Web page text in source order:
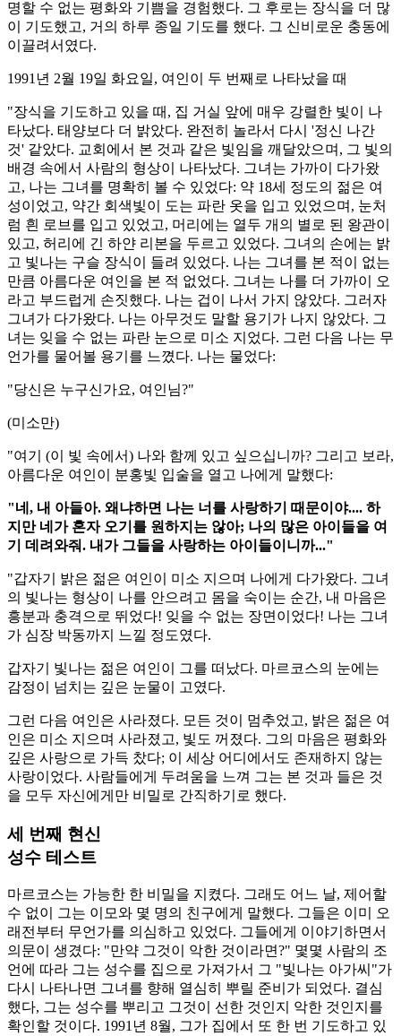
명할 수 없는 평화와 기쁨을 경험했다. 그 후로는 장식을 더 많
이 기도했고, 거의 하루 종일 기도를 했다. 그 신비로운 충동에
이끌려서였다.
1991년 2월 19일 화요일, 여인이 두 번째로 나타났을 때
"장식을 기도하고 있을 때, 집 거실 앞에 매우 강렬한 빛이 나
타났다. 태양보다 더 밝았다. 완전히 놀라서 다시 '정신 나간
것' 같았다. 교회에서 본 것과 같은 빛임을 깨달았으며, 그 빛의
배경 속에서 사람의 형상이 나타났다. 그녀는 가까이 다가왔
고, 나는 그녀를 명확히 볼 수 있었다: 약 18세 정도의 젊은 여
성이었고, 약간 회색빛이 도는 파란 옷을 입고 있었으며, 눈처
럼 흰 로브를 입고 있었고, 머리에는 열두 개의 별로 된 왕관이
있고, 허리에 긴 하얀 리본을 두르고 있었다. 그녀의 손에는 밝
고 빛나는 구슬 장식이 들려 있었다. 나는 그녀를 본 적이 없는
만큼 아름다운 여인을 본 적 없었다. 그녀는 나를 더 가까이 오
라고 부드럽게 손짓했다. 나는 겁이 나서 가지 않았다. 그러자
그녀가 다가왔다. 나는 아무것도 말할 용기가 나지 않았다. 그
녀는 잊을 수 없는 파란 눈으로 미소 지었다. 그런 다음 나는 무
언가를 물어볼 용기를 느꼈다. 나는 물었다:
"당신은 누구신가요, 여인님?"
(미소만)
"여기 (이 빛 속에서) 나와 함께 있고 싶으십니까? 그리고 보라,
아름다운 여인이 분홍빛 입술을 열고 나에게 말했다:
"네, 내 아들아. 왜냐하면 나는 너를 사랑하기 때문이야.... 하
지만 네가 혼자 오기를 원하지는 않아; 나의 많은 아이들을 여
기 데려와줘. 내가 그들을 사랑하는 아이들이니까..."
"갑자기 밝은 젊은 여인이 미소 지으며 나에게 다가왔다. 그녀
의 빛나는 형상이 나를 안으려고 몸을 숙이는 순간, 내 마음은
흥분과 충격으로 뛰었다! 잊을 수 없는 장면이었다! 나는 그녀
가 심장 박동까지 느낄 정도였다.
갑자기 빛나는 젊은 여인이 그를 떠났다. 마르코스의 눈에는
감정이 넘치는 깊은 눈물이 고였다.
그런 다음 여인은 사라졌다. 모든 것이 멈추었고, 밝은 젊은 여
인은 미소 지으며 사라졌고, 빛도 꺼졌다. 그의 마음은 평화와
깊은 사랑으로 가득 찼다; 이 세상 어디에서도 존재하지 않는
사랑이었다. 사람들에게 두려움을 느껴 그는 본 것과 들은 것
을 모두 자신에게만 비밀로 간직하기로 했다.
세 번째 현신
성수 테스트
마르코스는 가능한 한 비밀을 지켰다. 그래도 어느 날, 제어할
수 없이 그는 이모와 몇 명의 친구에게 말했다. 그들은 이미 오
래전부터 무언가를 의심하고 있었다. 그들에게 이야기하면서
의문이 생겼다: "만약 그것이 악한 것이라면?" 몇몇 사람의 조
언에 따라 그는 성수를 집으로 가져가서 그 "빛나는 아가씨"가
다시 나타나면 그녀를 향해 열심히 뿌릴 준비가 되었다. 결심
했다, 그는 성수를 뿌리고 그것이 선한 것인지 악한 것인지를
확인할 것이다. 1991년 8월, 그가 집에서 또 한 번 기도하고 있